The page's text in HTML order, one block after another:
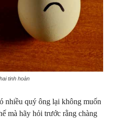
tinh hoàn
nhiều quý ông lại không muốn
mà hãy hỏi trước rằng chàng